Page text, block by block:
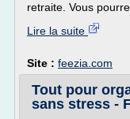
retraite. Vous
Lire la suite
Site : feezia.com
Tout pour
sans stress -